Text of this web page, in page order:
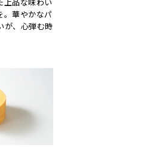
上品な味わい
。華やかなパ
が、心弾む時